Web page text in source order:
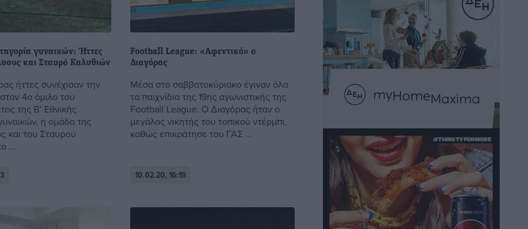
γυναικών: Ήττες
και Σταυρό Καλυθιών
ήττες συνέχισαν την
4ο όμιλο του
της Β’ Εθνικής
η ομάδα της
και του Σταυρού
...
Football League: «Αφεντικό» ο
Διαγόρας
Μέσα στο σαββατοκύριακο έγιναν όλα
τα παιχνίδια της 19ης αγωνιστικής της
Football League. Ο Διαγόρας ήταν ο
μεγάλος νικητής του τοπικού ντέρμπι,
καθώς επικράτησε του ΓΑΣ ...
10.02.20, 16:19
των ελλείψεων προσωπικού
ανακοίνωσε ο Άδωνις Γεωργιάδης
Τοπικές Ειδήσεις πριν 2 ώρες
Iατρικός Σύλλογος Ροδου προς Α.
την Ενίσχυση της Δημόσιας Υγείας στη
Νησιωτική Ελλάδα και στα
Τοπικές Ειδήσεις• πριν 2 ώρες
Πάνθηρες: Ξεκίνησαν αισιόδοξοι για
την παρθενική “πτήση” τους
Αθλητικά• πριν 3 ώρες